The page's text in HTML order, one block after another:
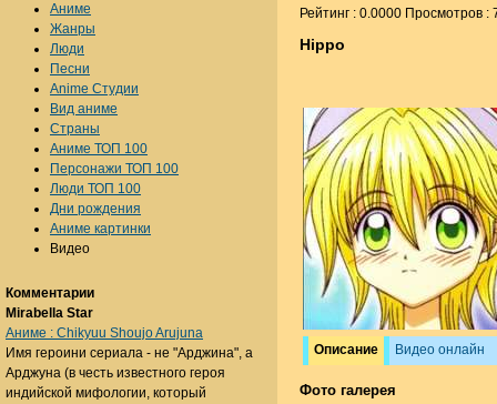
Рейтинг : 0.0000 Просмотров :
Hippo
Описание Видео онлайн
Фото галерея
Аниме
Жанры
Люди
Песни
Anime Студии
Вид аниме
Страны
Аниме ТОП 100
Персонажи ТОП 100
Люди ТОП 100
Дни рождения
Аниме картинки
Видео
Комментарии
Mirabella Star
Аниме : Chikyuu Shoujo Arujuna
Имя героини сериала - не "Арджина", а
Арджуна (в честь известного героя
индийской мифологии, который